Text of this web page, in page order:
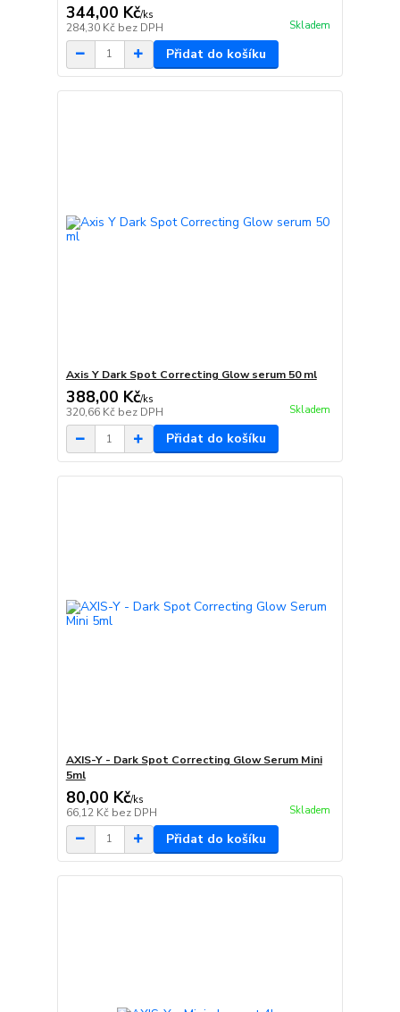
344,00 Kč/ks
284,30 Kč bez DPH Skladem
Přidat do košíku
Axis Y Dark Spot Correcting Glow serum 50 ml
388,00 Kč/ks
320,66 Kč bez DPH Skladem
Přidat do košíku
AXIS-Y - Dark Spot Correcting Glow Serum Mini
5ml
80,00 Kč/ks
66,12 Kč bez DPH Skladem
Přidat do košíku